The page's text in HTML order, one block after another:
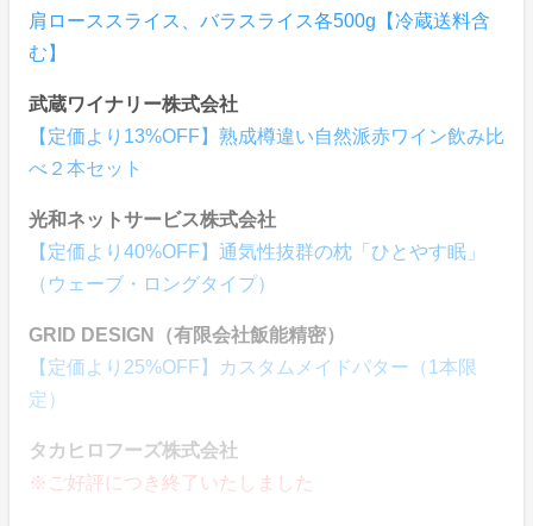
肩ローススライス、バラスライス各500g【冷蔵送料含
む】
武蔵ワイナリー株式会社
【定価より13%OFF】熟成樽違い自然派赤ワイン飲み比
べ２本セット
光和ネットサービス株式会社
【定価より40%OFF】通気性抜群の枕「ひとやす眠」
（ウェーブ・ロングタイプ）
GRID DESIGN（有限会社飯能精密）
【定価より25%OFF】カスタムメイドパター（1本限
定）
タカヒロフーズ株式会社
※ご好評につき終了いたしました